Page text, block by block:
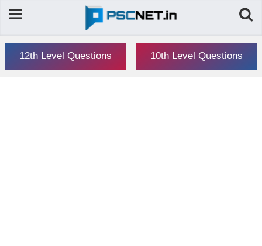
12th Level Questions 10th Level Questions